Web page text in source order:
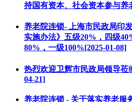
持国有资本、社会资本参与养
养老院连锁- 上海市民政局印
实施办法》五级20%，四级
80%，一级100%[2025-01-08]
热烈欢迎卫辉市民政局领导莅
04-21]
养老院连锁 - 关于落实养老服